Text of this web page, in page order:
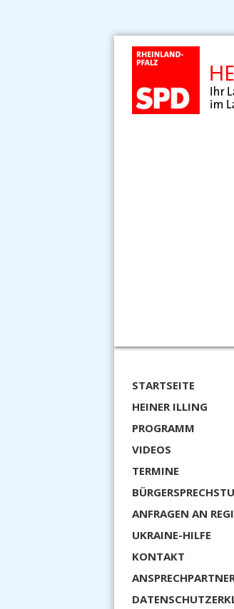
STARTSEITE
HEINER ILLING
PROGRAMM
VIDEOS
TERMINE
ANFRAGEN AN
UKRAINE-HILFE
KONTAKT